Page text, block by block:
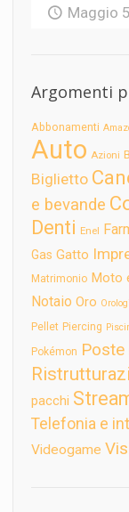
Maggio
Argomenti
Abbonamenti
Auto Azioni
Biglietto
e bevande
Denti Enel
Gas Gatto
Matrimonio Moto
Notaio Oro Orologi
Pellet Piercing
Pokémon Poste
pacchi
Telefonia e
Videogame